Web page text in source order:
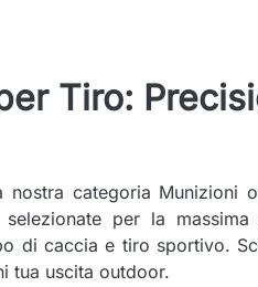
Tiro:
categoria Munizioni
per la
di caccia e tiro sportivo.
tua uscita outdoor.